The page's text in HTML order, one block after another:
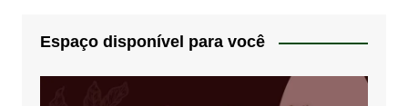
Espaço disponível para você